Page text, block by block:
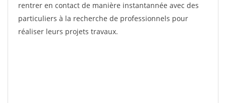
rentrer en contact de manière instantannée avec des
particuliers à la recherche de professionnels pour
réaliser leurs projets travaux.